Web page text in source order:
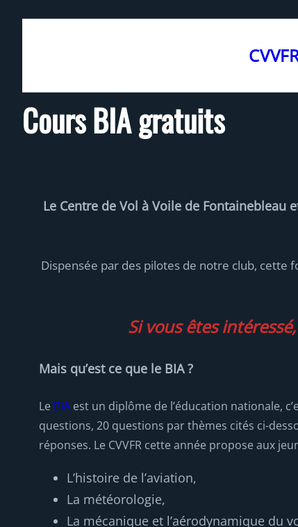
Aller
Cours BIA gratuits
Le Centre de Vol à Voile de
Dispensée par des pilotes de notre club, cette
Si vous êtes
Mais qu’est ce que le BIA ?
Le BIA est un diplôme de l’éducation nationale,
questions, 20 questions par thèmes cités ci-
réponses. Le CVVFR cette année propose aux
L’histoire de l’aviation,
La météorologie,
La mécanique et l’aérodynamique du